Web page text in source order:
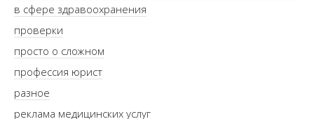
в сфере здравоохранения
проверки
просто о сложном
профессия юрист
разное
реклама медицинских услуг